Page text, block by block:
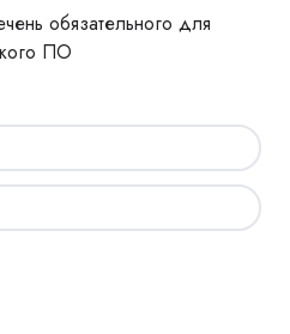
обязательного для
ПО